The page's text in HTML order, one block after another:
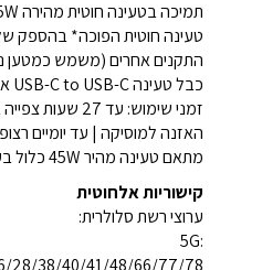
תמיכה בטעינה חוטית מהירה 45W
התקנים אחרים (משמש כמטען
כבל טעינה USB-C to USB-C אינו כלול בערכה.
האזנה למוסיקה | עד יומיים
מתאם טעינה מהיר 45W כלול בערכה
קישוריות אלחוטית
ערוצי רשת סלולרית:
5G: